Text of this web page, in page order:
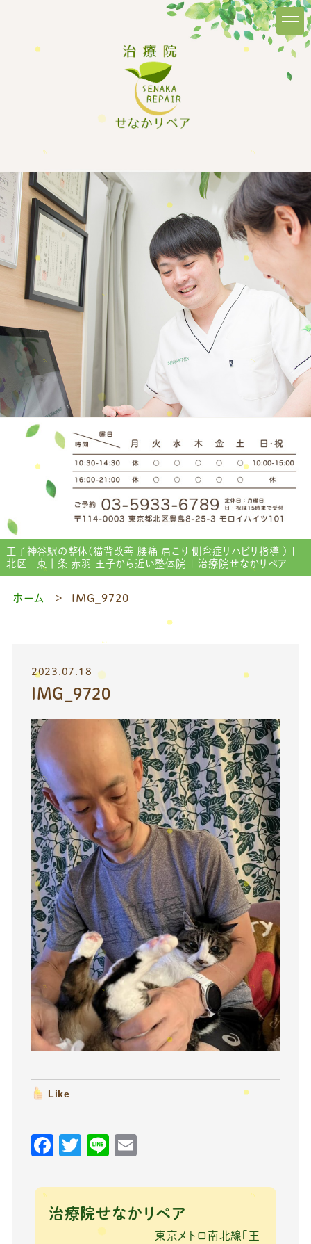
王子神谷駅の整体(猫背改善 腰痛 肩こり 側弯症リハビリ指導 ) |
北区 東十条 赤羽 王子から近い整体院 | 治療院せなかリペア
ホーム IMG_9720
2023.07.18
IMG_9720
Like
F
c
e
T
it
te
Li
e
ai
l
治療院せなかリペア
東京メトロ南北線「王